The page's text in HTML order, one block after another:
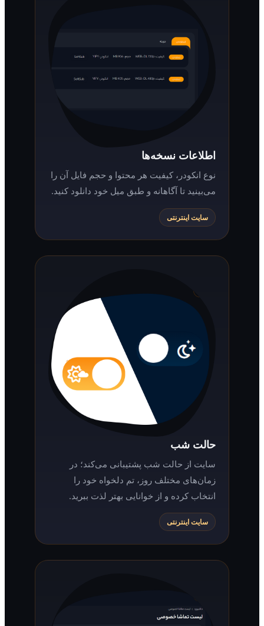
اطلاعات نسخه‌ها
نوع انکودر، کیفیت هر محتوا و حجم فایل آن را
می‌بینید تا آگاهانه و طبق میل خود دانلود کنید.
سایت اینترنتی
حالت شب
سایت از حالت شب پشتیبانی می‌کند؛ در
زمان‌های مختلف روز، تم دلخواه خود را
انتخاب کرده و از خوانایی بهتر لذت ببرید.
سایت اینترنتی